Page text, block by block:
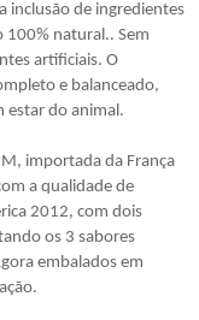
inclusão de ingredientes
100% natural.. Sem
artificiais. O
e balanceado,
estar do animal.
importada da França
a qualidade de
2012, com dois
os 3 sabores
embalados em